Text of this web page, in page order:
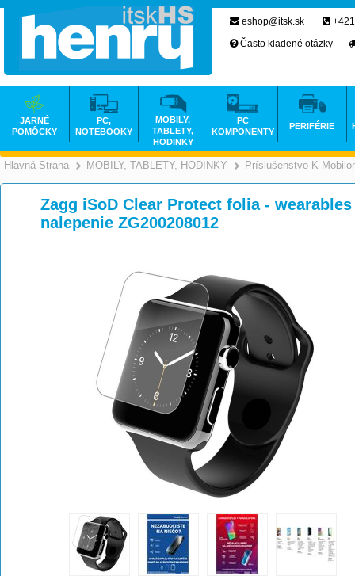
Hlavná Strana >
MOBILY, TABLETY, HODINKY >
Príslušenstvo K
Zagg iSoD Clear Protect folia -
nalepenie ZG200208012
eshop@itsk.sk
Často kladené otázky
JARNÉ
POMÔCKY
PC,
NOTEBOOKY
MOBILY,
TABLETY,
HODINKY
PC
KOMPONENTY
PERIFÉRIE